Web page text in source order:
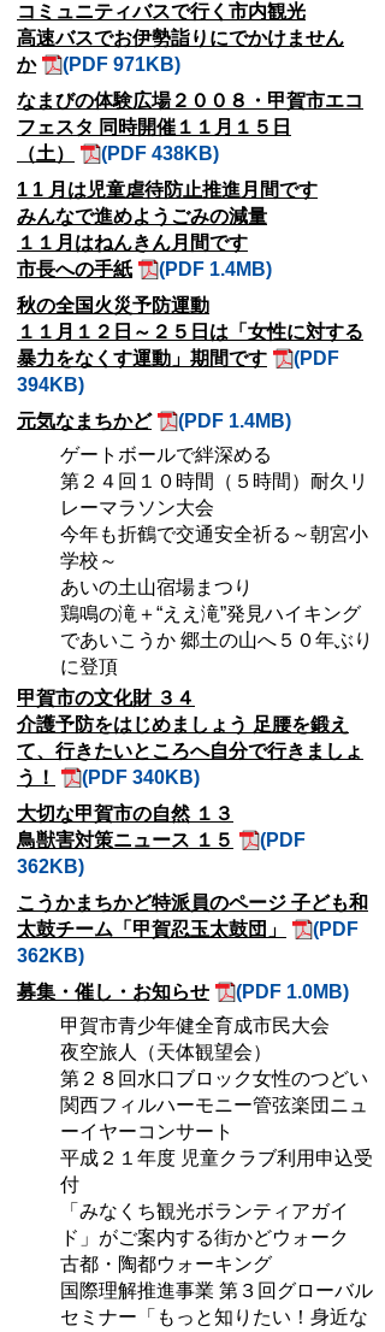
コミュニティバスで行く市内観光
高速バスでお伊勢詣りにでかけません
か
(PDF 971KB)
なまびの体験広場２００８・甲賀市エコ
フェスタ 同時開催１１月１５日
（土）
(PDF 438KB)
1 1 月は児童虐待防止推進月間です
みんなで進めようごみの減量
１１月はねんきん月間です
市長への手紙
(PDF 1.4MB)
秋の全国火災予防運動
１１月１２日～２５日は「女性に対する
暴力をなくす運動」期間です
(PDF
394KB)
元気なまちかど
(PDF 1.4MB)
ゲートボールで絆深める
第２４回１０時間（５時間）耐久リ
レーマラソン大会
今年も折鶴で交通安全祈る～朝宮小
学校～
あいの土山宿場まつり
鶏鳴の滝＋“ええ滝”発見ハイキング
であいこうか 郷土の山へ５０年ぶり
に登頂
甲賀市の文化財 ３４
介護予防をはじめましょう 足腰を鍛え
て、行きたいところへ自分で行きましょ
う！
(PDF 340KB)
大切な甲賀市の自然 １３
鳥獣害対策ニュース １５
(PDF
362KB)
こうかまちかど特派員のページ 子ども和
太鼓チーム「甲賀忍玉太鼓団」
(PDF
362KB)
募集・催し・お知らせ
(PDF 1.0MB)
甲賀市青少年健全育成市民大会
夜空旅人（天体観望会）
第２８回水口ブロック女性のつどい
関西フィルハーモニー管弦楽団ニュ
ーイヤーコンサート
平成２１年度 児童クラブ利用申込受
付
「みなくち観光ボランティアガイ
ド」がご案内する街かどウォーク
古都・陶都ウォーキング
国際理解推進事業 第３回グローバル
セミナー「もっと知りたい！身近な